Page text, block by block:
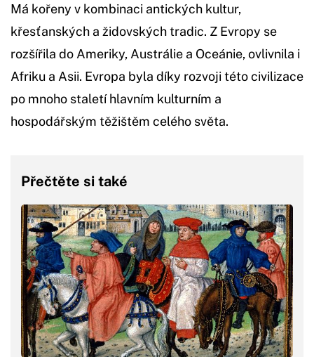
Má kořeny v kombinaci antických kultur,
křesťanských a židovských tradic. Z Evropy se
rozšířila do Ameriky, Austrálie a Oceánie, ovlivnila i
Afriku a Asii. Evropa byla díky rozvoji této civilizace
po mnoho staletí hlavním kulturním a
hospodářským těžištěm celého světa.
Přečtěte si také